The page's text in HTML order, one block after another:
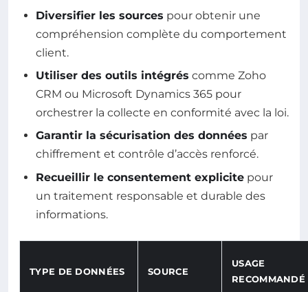
Diversifier les sources pour obtenir une
compréhension complète du comportement
client.
Utiliser des outils intégrés comme Zoho
CRM ou Microsoft Dynamics 365 pour
orchestrer la collecte en conformité avec la loi.
Garantir la sécurisation des données par
chiffrement et contrôle d’accès renforcé.
Recueillir le consentement explicite pour
un traitement responsable et durable des
informations.
TYPE DE DONNÉES SOURCE
USAGE
RECOMMANDÉ